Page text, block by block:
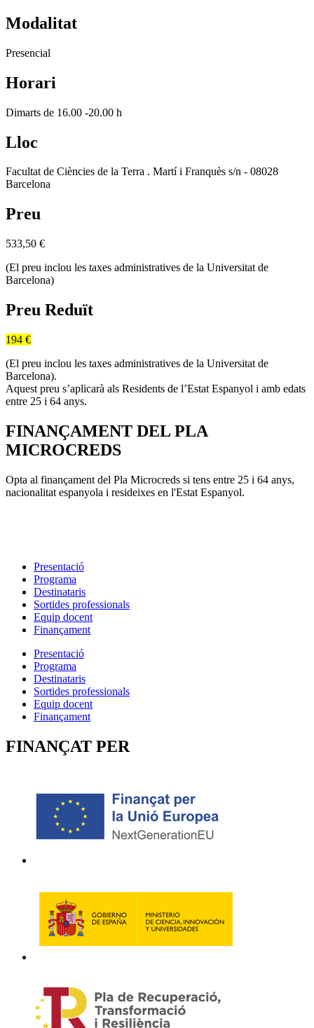
Modalitat
Presencial
Horari
Dimarts de 16.00 -20.00 h
Lloc
Facultat de Ciències de la Terra . Martí i Franquès s/n - 08028
Barcelona
Preu
533,50 €
(El preu inclou les taxes administratives de la Universitat de
Barcelona)
Preu Reduït
194 €
(El preu inclou les taxes administratives de la Universitat de
Barcelona).
Aquest preu s’aplicarà als Residents de l’Estat Espanyol i amb edats
entre 25 i 64 anys.
FINANÇAMENT DEL PLA
MICROCREDS
Opta al finançament del Pla Microcreds si tens entre 25 i 64 anys,
nacionalitat espanyola i resideixes en l'Estat Espanyol.
Presentació
Programa
Destinataris
Sortides professionals
Equip docent
Finançament
Presentació
Programa
Destinataris
Sortides professionals
Equip docent
Finançament
FINANÇAT PER